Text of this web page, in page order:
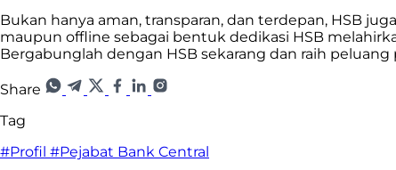
Bukan hanya aman, transparan, dan terdepan, HSB
maupun offline sebagai bentuk dedikasi HSB
Bergabunglah dengan HSB sekarang dan raih
Share
Tag
#Profil #Pejabat Bank Central